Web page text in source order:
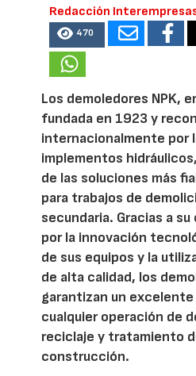
Redacción
470
Los demoledores NPK,
fundada en 1923 y
internacionalmente por
implementos
de las soluciones más
para trabajos de
secundaria. Gracias a
por la innovación
de sus equipos y la
de alta calidad, los
garantizan un
cualquier operación de
reciclaje y tratamiento
construcción.